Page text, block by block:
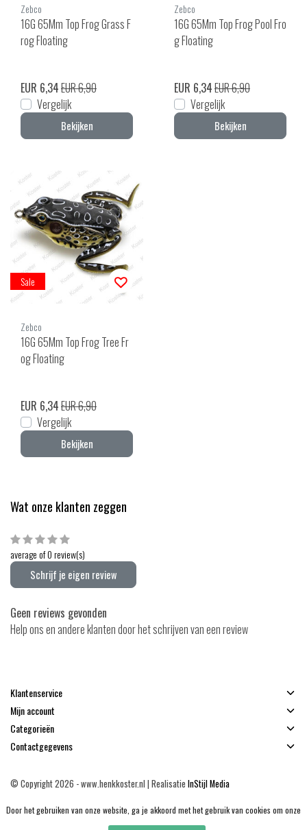
Zebco
16G 65Mm Top Frog Grass F
rog Floating
EUR 6,34EUR 6,90
Vergelijk
Bekijken
Zebco
16G 65Mm Top Frog Pool Fro
g Floating
EUR 6,34EUR 6,90
Vergelijk
Bekijken
Sale
Zebco
16G 65Mm Top Frog Tree Fr
og Floating
EUR 6,34EUR 6,90
Vergelijk
Bekijken
Wat onze klanten zeggen
average of 0 review(s)
Schrijf je eigen review
Geen reviews gevonden
Help ons en andere klanten door het schrijven van een review
Klantenservice
Mijn account
Categorieën
Contactgegevens
© Copyright 2026 - www.henkkoster.nl | Realisatie InStijl Media
Door het gebruiken van onze website, ga je akkoord met het gebruik van cookies om onze